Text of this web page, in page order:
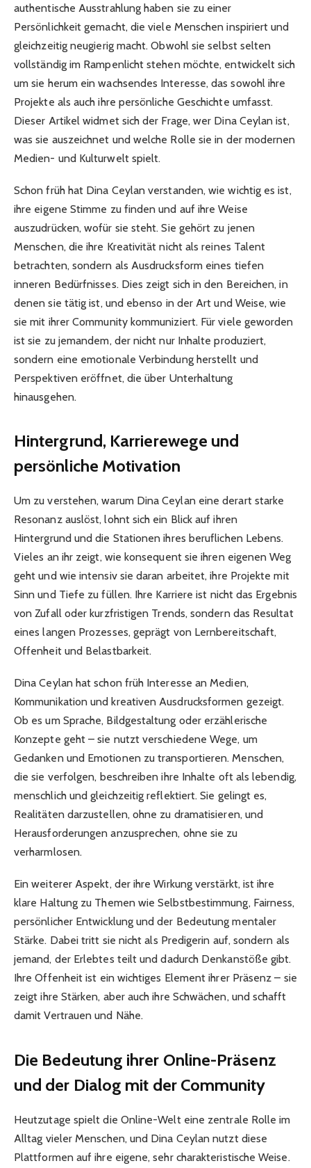
authentische Ausstrahlung haben sie zu einer
Persönlichkeit gemacht, die viele Menschen inspiriert und
gleichzeitig neugierig macht. Obwohl sie selbst selten
vollständig im Rampenlicht stehen möchte, entwickelt sich
um sie herum ein wachsendes Interesse, das sowohl ihre
Projekte als auch ihre persönliche Geschichte umfasst.
Dieser Artikel widmet sich der Frage, wer Dina Ceylan ist,
was sie auszeichnet und welche Rolle sie in der modernen
Medien- und Kulturwelt spielt.
Schon früh hat Dina Ceylan verstanden, wie wichtig es ist,
ihre eigene Stimme zu finden und auf ihre Weise
auszudrücken, wofür sie steht. Sie gehört zu jenen
Menschen, die ihre Kreativität nicht als reines Talent
betrachten, sondern als Ausdrucksform eines tiefen
inneren Bedürfnisses. Dies zeigt sich in den Bereichen, in
denen sie tätig ist, und ebenso in der Art und Weise, wie
sie mit ihrer Community kommuniziert. Für viele geworden
ist sie zu jemandem, der nicht nur Inhalte produziert,
sondern eine emotionale Verbindung herstellt und
Perspektiven eröffnet, die über Unterhaltung
hinausgehen.
Hintergrund, Karrierewege und
persönliche Motivation
Um zu verstehen, warum Dina Ceylan eine derart starke
Resonanz auslöst, lohnt sich ein Blick auf ihren
Hintergrund und die Stationen ihres beruflichen Lebens.
Vieles an ihr zeigt, wie konsequent sie ihren eigenen Weg
geht und wie intensiv sie daran arbeitet, ihre Projekte mit
Sinn und Tiefe zu füllen. Ihre Karriere ist nicht das Ergebnis
von Zufall oder kurzfristigen Trends, sondern das Resultat
eines langen Prozesses, geprägt von Lernbereitschaft,
Offenheit und Belastbarkeit.
Dina Ceylan hat schon früh Interesse an Medien,
Kommunikation und kreativen Ausdrucksformen gezeigt.
Ob es um Sprache, Bildgestaltung oder erzählerische
Konzepte geht – sie nutzt verschiedene Wege, um
Gedanken und Emotionen zu transportieren. Menschen,
die sie verfolgen, beschreiben ihre Inhalte oft als lebendig,
menschlich und gleichzeitig reflektiert. Sie gelingt es,
Realitäten darzustellen, ohne zu dramatisieren, und
Herausforderungen anzusprechen, ohne sie zu
verharmlosen.
Ein weiterer Aspekt, der ihre Wirkung verstärkt, ist ihre
klare Haltung zu Themen wie Selbstbestimmung, Fairness,
persönlicher Entwicklung und der Bedeutung mentaler
Stärke. Dabei tritt sie nicht als Predigerin auf, sondern als
jemand, der Erlebtes teilt und dadurch Denkanstöße gibt.
Ihre Offenheit ist ein wichtiges Element ihrer Präsenz – sie
zeigt ihre Stärken, aber auch ihre Schwächen, und schafft
damit Vertrauen und Nähe.
Die Bedeutung ihrer Online-Präsenz
und der Dialog mit der Community
Heutzutage spielt die Online-Welt eine zentrale Rolle im
Alltag vieler Menschen, und Dina Ceylan nutzt diese
Plattformen auf ihre eigene, sehr charakteristische Weise.